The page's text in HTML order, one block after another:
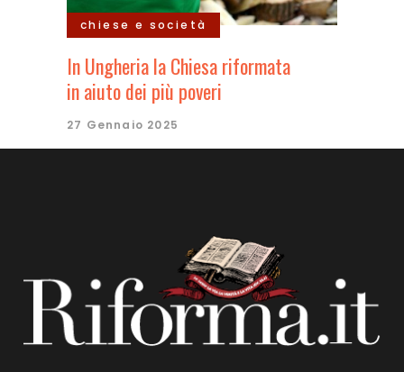
chiese e società
In Ungheria la Chiesa riformata
in aiuto dei più poveri
27 Gennaio 2025